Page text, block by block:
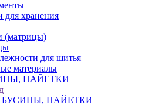
для хранения
(матрицы)
для шитья
материалы
ПАЙЕТКИ
БУСИНЫ, ПАЙЕТКИ